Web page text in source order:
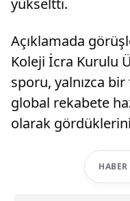
yükseltti.
Açıklamada
Koleji İcra Kurulu
sporu, yalnızca
global rekabete
olarak